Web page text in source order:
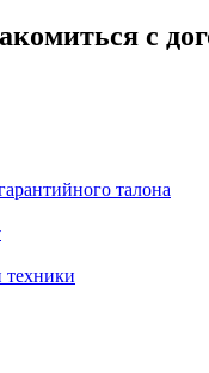
с
талона
техники